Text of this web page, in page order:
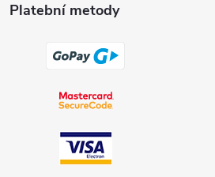
Platební metody